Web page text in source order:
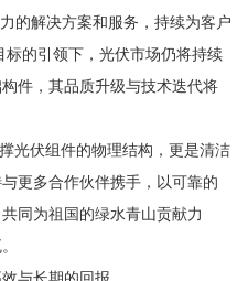
的解决方案和服务，持续为客户
标的引领下，光伏市场仍将持续
件，其品质升级与技术迭代将
光伏组件的物理结构，更是清洁
更多合作伙伴携手，以可靠的
同为祖国的绿水青山贡献力
与长期的回报。